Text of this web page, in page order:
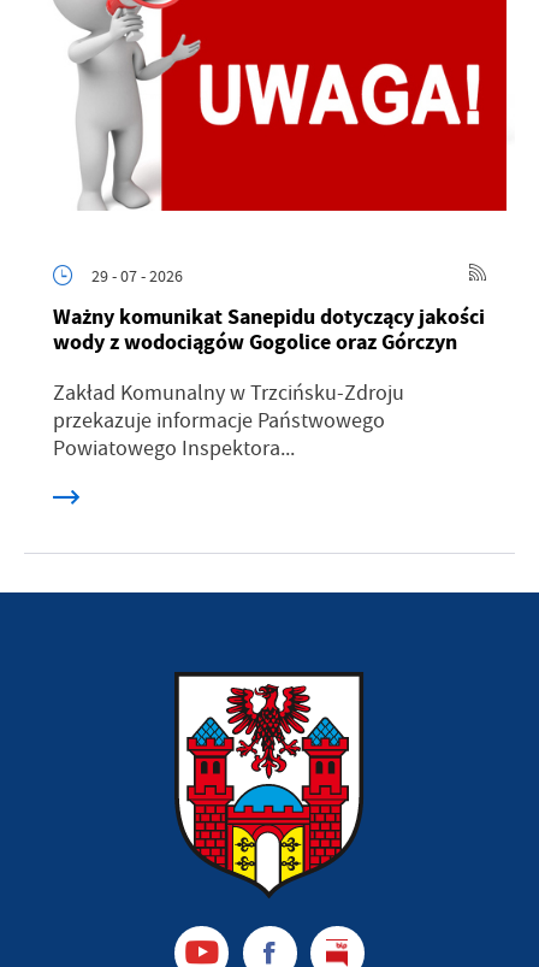
29 - 07 - 2026
Ważny komunikat Sanepidu dotyczący jakości
wody z wodociągów Gogolice oraz Górczyn
Zakład Komunalny w Trzcińsku-Zdroju
przekazuje informacje Państwowego
Powiatowego Inspektora...